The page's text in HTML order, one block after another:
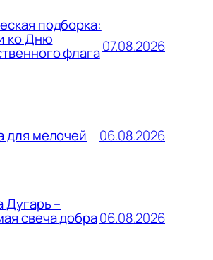
подборка:
ко Дню
флага07.08.2026
для мелочей 06.08.2026
–
свеча добра06.08.2026